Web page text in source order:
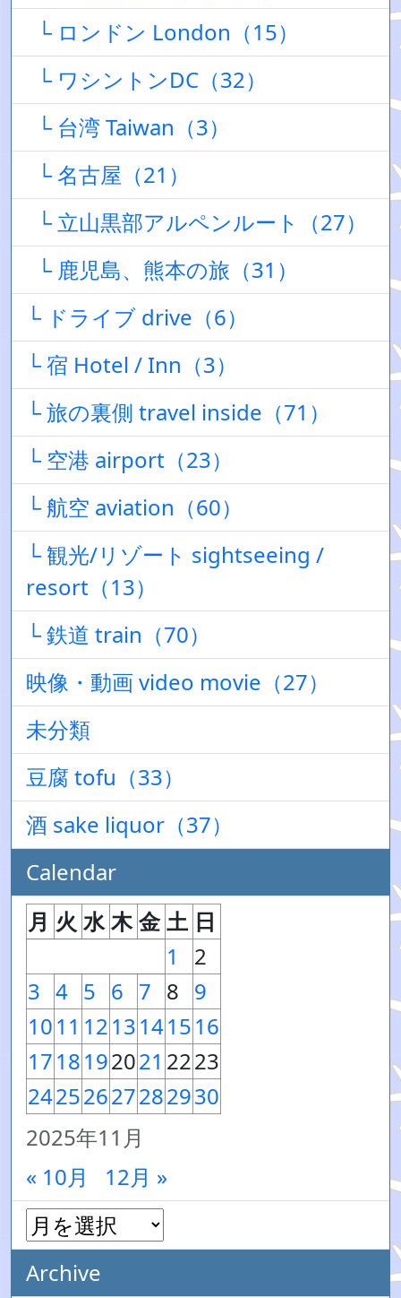
└ ロンドン London（15）
└ ワシントンDC（32）
└ 台湾 Taiwan（3）
└ 名古屋（21）
└ 立山黒部アルペンルート（27）
└ 鹿児島、熊本の旅（31）
└ ドライブ drive（6）
└ 宿 Hotel / Inn（3）
└ 旅の裏側 travel inside（71）
└ 空港 airport（23）
└ 航空 aviation（60）
└ 観光/リゾート sightseeing /
resort（13）
└ 鉄道 train（70）
映像・動画 video movie（27）
未分類
豆腐 tofu（33）
酒 sake liquor（37）
Calendar
2025年11月
月 火 水 木 金 土 日
1
2
3 4 5 6 7 8 9
1011 1213141516
1718192021 2223
24252627282930
« 10月 12月 »
Archive